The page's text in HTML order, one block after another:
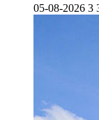
05-08-2026 3